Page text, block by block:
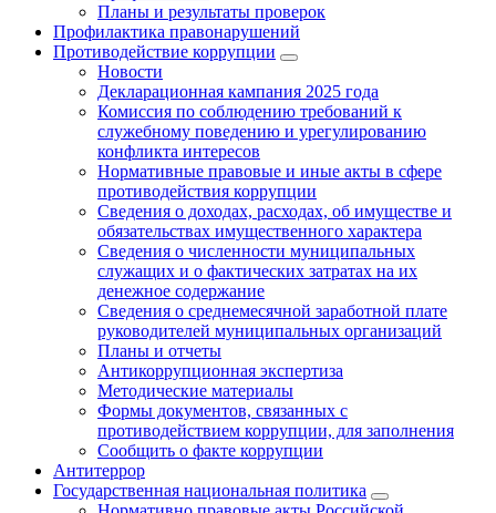
Планы и результаты проверок
Профилактика правонарушений
Противодействие коррупции
Новости
Декларационная кампания 2025 года
Комиссия по соблюдению требований к
служебному поведению и урегулированию
конфликта интересов
Нормативные правовые и иные акты в сфере
противодействия коррупции
Сведения о доходах, расходах, об имуществе и
обязательствах имущественного характера
Сведения о численности муниципальных
служащих и о фактических затратах на их
денежное содержание
Сведения о среднемесячной заработной плате
руководителей муниципальных организаций
Планы и отчеты
Антикоррупционная экспертиза
Методические материалы
Формы документов, связанных с
противодействием коррупции, для заполнения
Сообщить о факте коррупции
Антитеррор
Государственная национальная политика